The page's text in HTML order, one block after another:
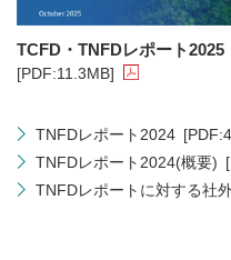
TCFD・TNFDレポート2025
[PDF:11.3MB]
TNFDレポート2024
TNFDレポート2024(概要)
TNFDレポートに対する社